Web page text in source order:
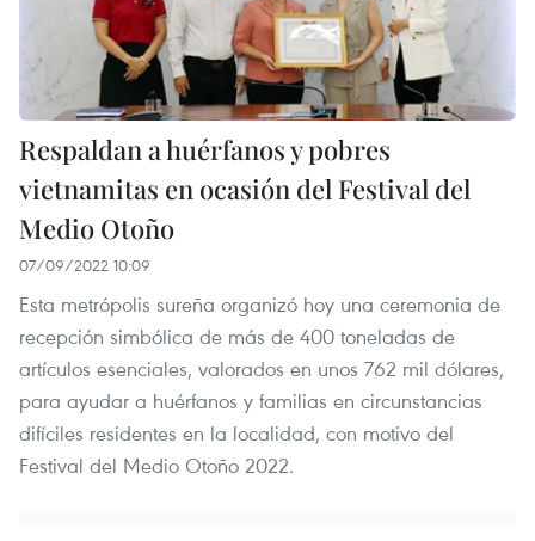
Respaldan a huérfanos y pobres
vietnamitas en ocasión del Festival del
Medio Otoño
07/09/2022 10:09
Esta metrópolis sureña organizó hoy una ceremonia de
recepción simbólica de más de 400 toneladas de
artículos esenciales, valorados en unos 762 mil dólares,
para ayudar a huérfanos y familias en circunstancias
difíciles residentes en la localidad, con motivo del
Festival del Medio Otoño 2022.